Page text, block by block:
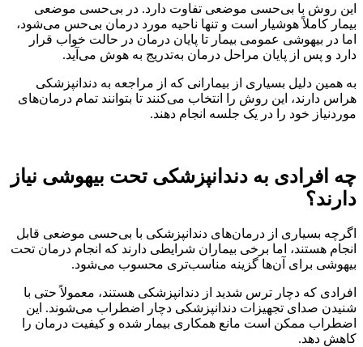
این روش با بی‌حسی موضعی تفاوت دارد. در بی‌حسی موضعی
بیمار کاملاً هوشیار است و تنها ناحیه مورد درمان بی‌حس می‌شود،
اما در بیهوشی عمومی بیمار تا پایان درمان در حالت خواب قرار
دارد و پس از پایان مراحل درمان به‌تدریج به هوش می‌آید.
به همین دلیل بسیاری از بیمارانی که از مراجعه به دندانپزشکی
هراس دارند، این روش را انتخاب می‌کنند تا بتوانند تمام درمان‌های
موردنیاز خود را در یک جلسه انجام دهند.
چه افرادی به دندانپزشکی تحت بیهوشی نیاز
دارند؟
اگرچه بسیاری از درمان‌های دندانپزشکی با بی‌حسی موضعی قابل
انجام هستند، اما برخی بیماران شرایطی دارند که انجام درمان تحت
بیهوشی برای آن‌ها گزینه مناسب‌تری محسوب می‌شود.
افرادی که دچار ترس شدید از دندانپزشکی هستند، معمولاً حتی با
شنیدن صدای تجهیزات دندانپزشکی دچار اضطراب می‌شوند. این
اضطراب ممکن است مانع همکاری بیمار شده و کیفیت درمان را
کاهش دهد.